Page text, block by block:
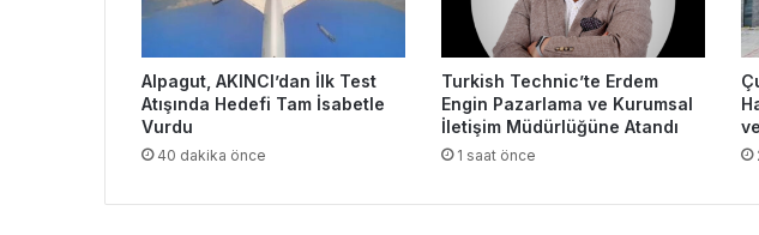
Alpagut, AKINCI’dan İlk Test
Atışında Hedefi Tam İsabetle
Vurdu
40 dakika önce
Turkish Technic’te Erdem
Engin Pazarlama ve Kurumsal
İletişim Müdürlüğüne Atandı
1 saat önce